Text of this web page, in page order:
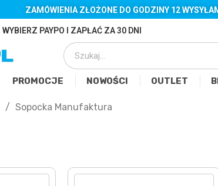
ZAMÓWIENIA ZŁOŻONE DO GODZINY 12
WYBIERZ PAYPO I ZAPŁAĆ ZA 30 DNI
PROMOCJE NOWOŚCI OUTLET
Sopocka Manufaktura